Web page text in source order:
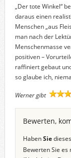
„Der tote Winkel“
daraus einen
Menschen „aus
man nach der
Menschenmasse
positiven –
raffiniert gebaut
so glaube ich,
Werner gibt
Bewerten,
HabenSie
Bewerten Sie es